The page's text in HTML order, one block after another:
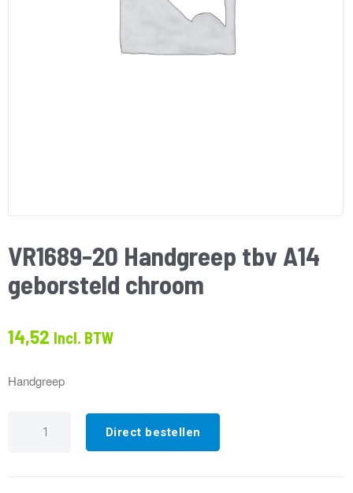
VR1689-20 Handgreep tbv A14
geborsteld chroom
14,52 Incl. BTW
Handgreep
Direct bestellen